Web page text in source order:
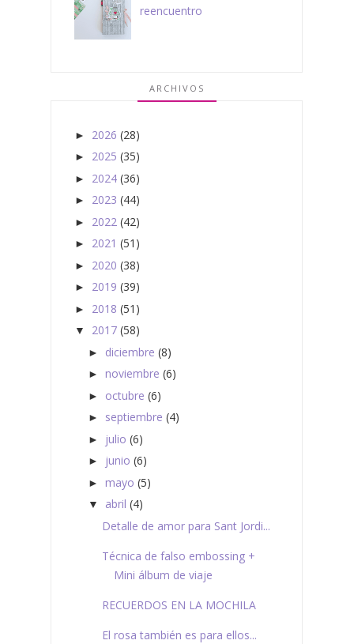
reencuentro
ARCHIVOS
► 2026 (28)
► 2025 (35)
► 2024 (36)
► 2023 (44)
► 2022 (42)
► 2021 (51)
► 2020 (38)
► 2019 (39)
► 2018 (51)
▼ 2017 (58)
► diciembre (8)
► noviembre (6)
► octubre (6)
► septiembre (4)
► julio (6)
► junio (6)
► mayo (5)
▼ abril (4)
Detalle de amor para Sant Jordi...
Técnica de falso embossing +
Mini álbum de viaje
RECUERDOS EN LA MOCHILA
El rosa también es para ellos...